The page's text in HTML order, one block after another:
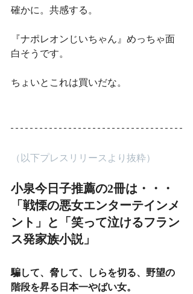
確かに。共感する。
『ナポレオンじいちゃん』めっちゃ面
白そうです。
ちょいとこれは買いだな。
（以下プレスリリースより抜粋）
小泉今日子推薦の2冊は・・・
「戦慄の悪女エンターテインメ
ント」と「笑って泣けるフラン
ス発家族小説」
騙して、脅して、しらを切る、野望の
階段を昇る日本一やばい女。